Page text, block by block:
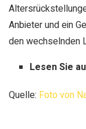
Anbieter und ein
den wechselnden
Lesen Sie
Quelle: Foto von